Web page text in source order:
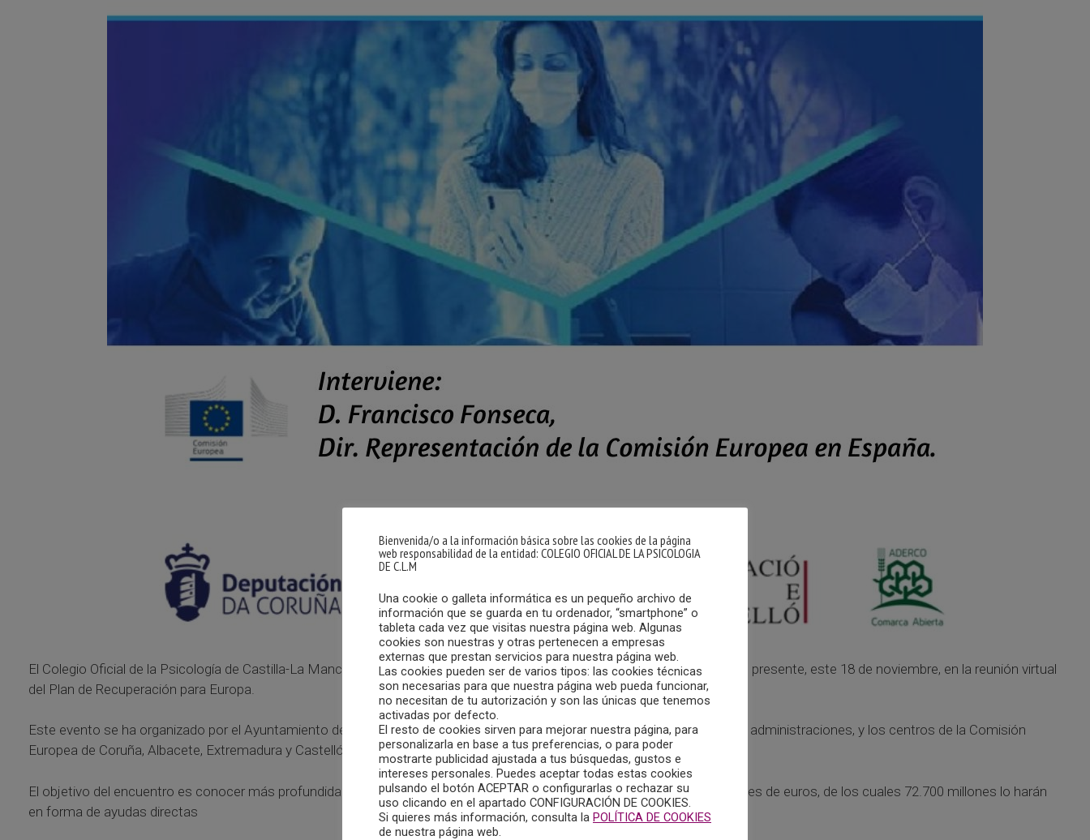
El Colegio Oficial de la Psicología de Castilla-La Mancha. a través de su Secretaria, María del Mar Aguilar Uceda, ha estado presente, este 18 de noviembre, en la reunión virtual
del Plan de Recuperación para Europa.
Este evento se ha organizado por el Ayuntamiento de Albacete a través de la oficina Europa Direct, en colaboración otras administraciones, y los centros de la Comisión
Europea de Coruña, Albacete, Extremadura y Castellón.
El objetivo del encuentro es conocer más profundidad los detalles del acuerdo por el que llegarán a España 140.000 millones de euros, de los cuales 72.700 millones lo harán
en forma de ayudas directas
Bienvenida/o a la información básica sobre las cookies de la página
web responsabilidad de la entidad: COLEGIO OFICIAL DE LA PSICOLOGIA
DE C.L.M
Una cookie o galleta informática es un pequeño archivo de
información que se guarda en tu ordenador, “smartphone” o
tableta cada vez que visitas nuestra página web. Algunas
cookies son nuestras y otras pertenecen a empresas
externas que prestan servicios para nuestra página web.
Las cookies pueden ser de varios tipos: las cookies técnicas
son necesarias para que nuestra página web pueda funcionar,
no necesitan de tu autorización y son las únicas que tenemos
activadas por defecto.
El resto de cookies sirven para mejorar nuestra página, para
personalizarla en base a tus preferencias, o para poder
mostrarte publicidad ajustada a tus búsquedas, gustos e
intereses personales. Puedes aceptar todas estas cookies
pulsando el botón ACEPTAR o configurarlas o rechazar su
uso clicando en el apartado CONFIGURACIÓN DE COOKIES.
Si quieres más información, consulta la POLÍTICA DE COOKIES
de nuestra página web.